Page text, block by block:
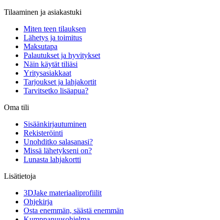
Tilaaminen ja asiakastuki
Miten teen tilauksen
Lähetys ja toimitus
Maksutapa
Palautukset ja hyvitykset
Näin käytät tiliäsi
Yritysasiakkaat
Tarjoukset ja lahjakortit
Tarvitsetko lisäapua?
Oma tili
Sisäänkirjautuminen
Rekisteröinti
Unohditko salasanasi?
Missä lähetykseni on?
Lunasta lahjakortti
Lisätietoja
3DJake materiaaliprofiilit
Ohjekirja
Osta enemmän, säästä enemmän